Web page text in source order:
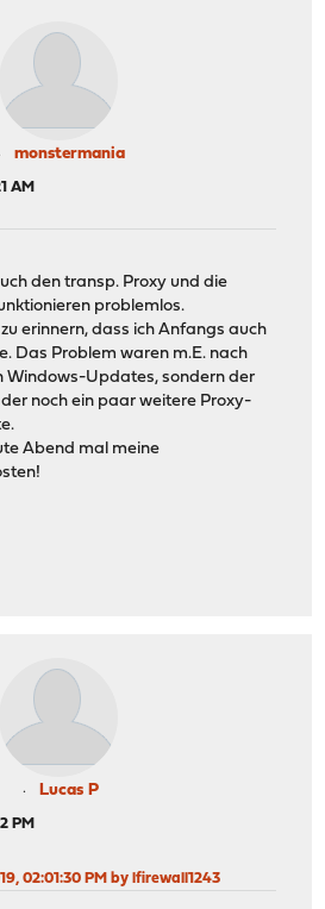
monstermania
AM
den transp. Proxy und die
problemlos.
erinnern, dass ich Anfangs auch
Das Problem waren m.E. nach
Windows-Updates, sondern der
noch ein paar weitere Proxy-
Abend mal meine
Lucas P
PM
02:01:30 PM by lfirewall1243